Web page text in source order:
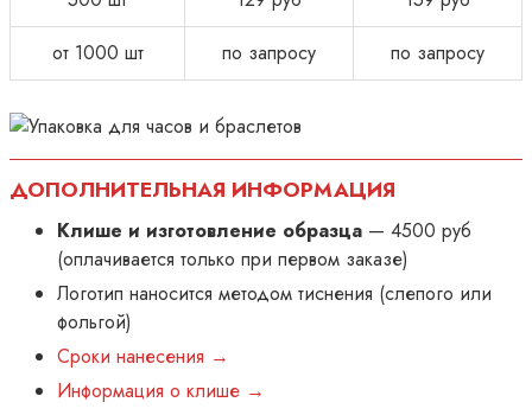
от 1000 шт
по запросу по запросу
ДОПОЛНИТЕЛЬНАЯ ИНФОРМАЦИЯ
Клише и изготовление образца — 4500 руб
(оплачивается только при первом заказе)
Логотип наносится методом тиснения (слепого или
фольгой)
Сроки нанесения →
Информация о клише →